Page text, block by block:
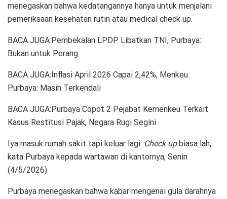
menegaskan bahwa kedatangannya hanya untuk menjalani
pemeriksaan kesehatan rutin atau medical check up.
BACA JUGA:Pembekalan LPDP Libatkan TNI, Purbaya:
Bukan untuk Perang
BACA JUGA:Inflasi April 2026 Capai 2,42%, Menkeu
Purbaya: Masih Terkendali
BACA JUGA:Purbaya Copot 2 Pejabat Kemenkeu Terkait
Kasus Restitusi Pajak, Negara Rugi Segini
Iya masuk rumah sakit tapi keluar lagi. Check upbiasa lah,
kata Purbaya kepada wartawan di kantornya, Senin
(4/5/2026).
Purbaya menegaskan bahwa kabar mengenai gula darahnya